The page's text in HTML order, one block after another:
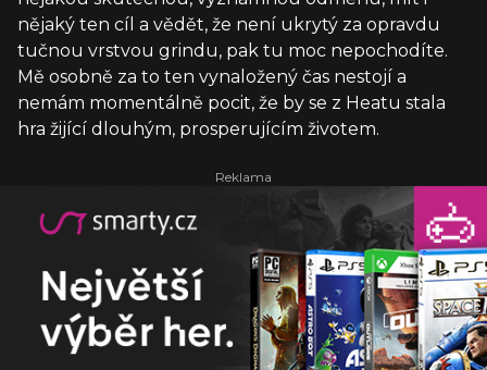
nějaký ten cíl a vědět, že není ukrytý za opravdu
tučnou vrstvou grindu, pak tu moc nepochodíte.
Mě osobně za to ten vynaložený čas nestojí a
nemám momentálně pocit, že by se z Heatu stala
hra žijící dlouhým, prosperujícím životem.